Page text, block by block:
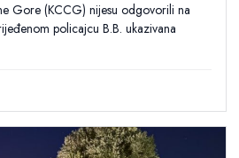
Gore (KCCG) nijesu odgovorili na
policajcu B.B. ukazivana